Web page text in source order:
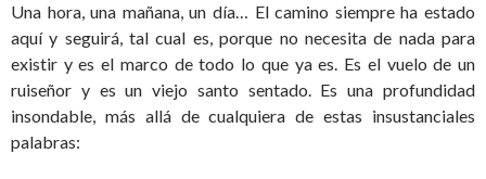
Una hora, una mañana, un día… El camino siempre ha estado
aquí y seguirá, tal cual es, porque no necesita de nada para
existir y es el marco de todo lo que ya es. Es el vuelo de un
ruiseñor y es un viejo santo sentado. Es una profundidad
insondable, más allá de cualquiera de estas insustanciales
palabras: